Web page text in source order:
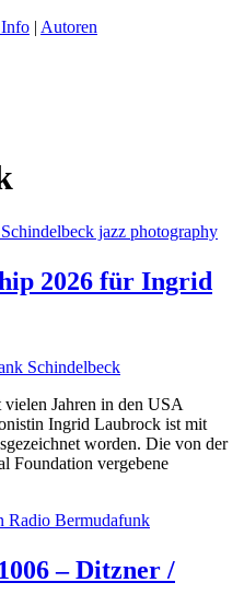
Info | Autoren
2026 für Ingrid
Schindelbeck
Jahren in den USA
Ingrid Laubrock ist mit
worden. Die von der
Foundation vergebene
– Ditzner /